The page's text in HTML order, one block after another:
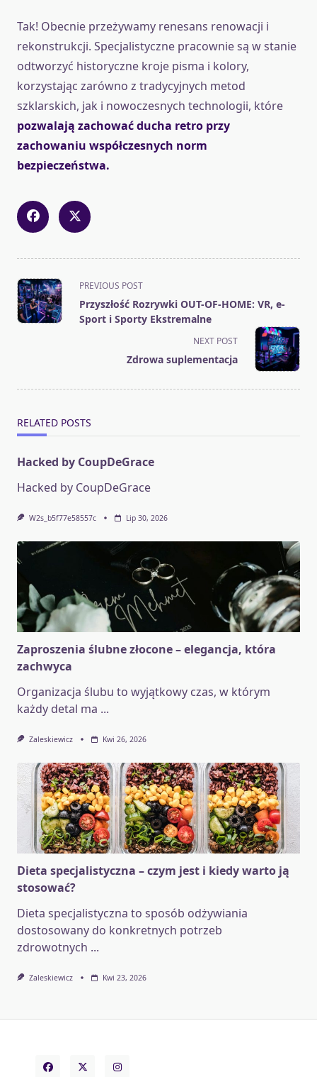
Tak! Obecnie przeżywamy renesans renowacji i
rekonstrukcji. Specjalistyczne pracownie są w stanie
odtworzyć historyczne kroje pisma i kolory,
korzystając zarówno z tradycyjnych metod
szklarskich, jak i nowoczesnych technologii, które
pozwalają zachować ducha retro przy
zachowaniu współczesnych norm
bezpieczeństwa.
<span
class="nav-
subtitle
PREVIOUS POST
Przyszłość Rozrywki OUT-OF-HOME: VR, e-
Sport i Sporty Ekstremalne
NEXT POST
Zdrowa suplementacja
RELATED POSTS
Hacked by CoupDeGrace
Hacked by CoupDeGrace
W2s_b5f77e58557c Lip 30, 2026
Zaproszenia ślubne złocone – elegancja, która
zachwyca
Organizacja ślubu to wyjątkowy czas, w którym
każdy detal ma ...
Zaleskiewicz Kwi 26, 2026
Dieta specjalistyczna – czym jest i kiedy warto ją
stosować?
Dieta specjalistyczna to sposób odżywiania
dostosowany do konkretnych potrzeb
zdrowotnych ...
Zaleskiewicz Kwi 23, 2026